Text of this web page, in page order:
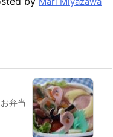
弁当